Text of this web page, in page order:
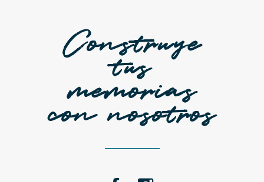
Construye
tus
memorias
con nosotros